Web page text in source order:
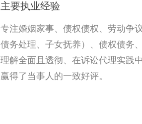
主要执业经验
专注婚姻家事、债权债权、劳动争
债务处理、子女抚养）、债权债务
理解全面且透彻、在诉讼代理实践
赢得了当事人的一致好评。